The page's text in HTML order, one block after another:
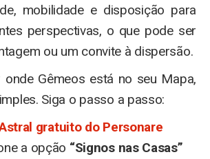
mobilidade e disposição para
perspectivas, o que pode ser
ou um convite à dispersão.
onde Gêmeos está no seu Mapa,
Siga o passo a passo:
gratuito do Personare
a opção “Signos nas Casas”